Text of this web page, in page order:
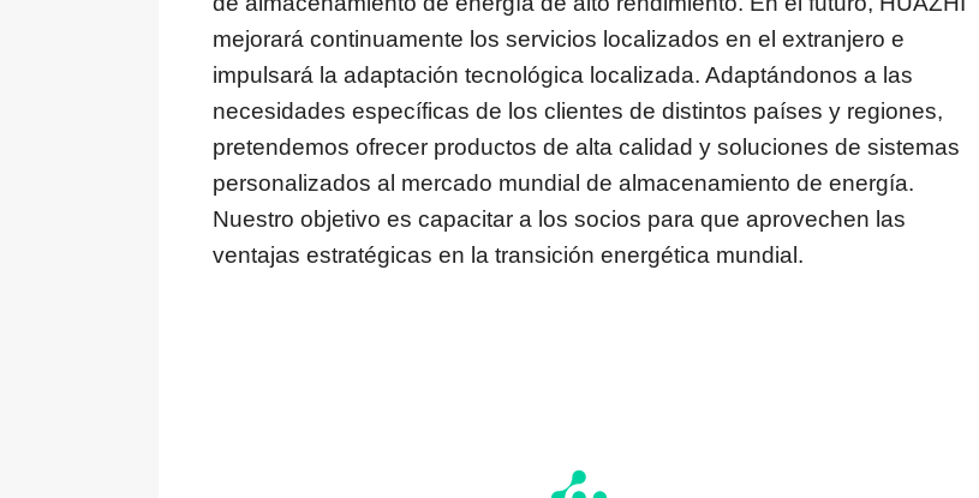
mejorará continuamente los servicios localizados en el extranjero e
impulsará la adaptación tecnológica localizada. Adaptándonos a las
necesidades específicas de los clientes de distintos países y regiones,
pretendemos ofrecer productos de alta calidad y soluciones de sistemas
personalizados al mercado mundial de almacenamiento de energía.
Nuestro objetivo es capacitar a los socios para que aprovechen las
ventajas estratégicas en la transición energética mundial.